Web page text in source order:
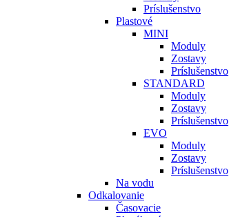
Príslušenstvo
Plastové
MINI
Moduly
Zostavy
Príslušenstvo
STANDARD
Moduly
Zostavy
Príslušenstvo
EVO
Moduly
Zostavy
Príslušenstvo
Na vodu
Odkalovanie
Časovacie